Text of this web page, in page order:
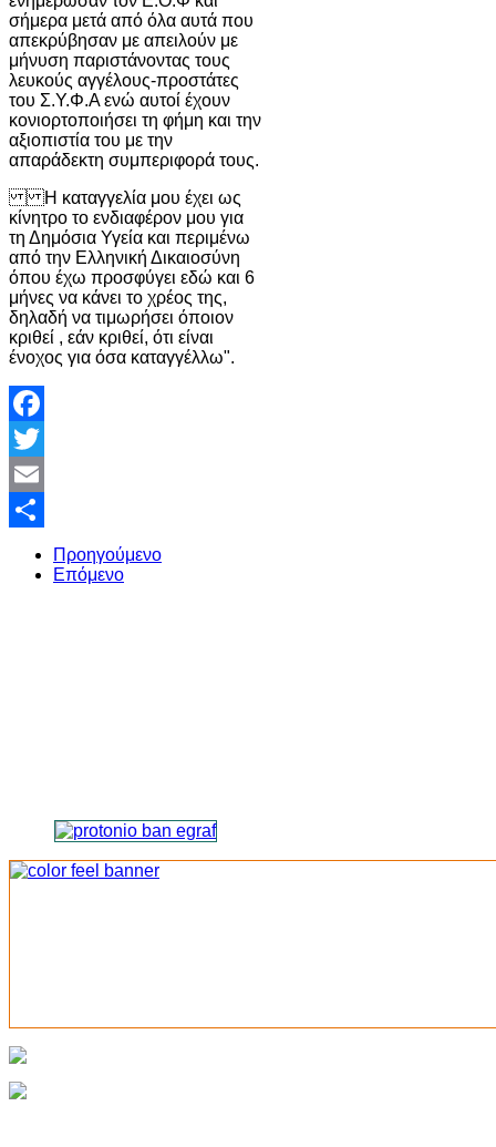
σήμερα μετά από όλα αυτά που
απεκρύβησαν με απειλούν με
μήνυση παριστάνοντας τους
λευκούς αγγέλους-προστάτες
του Σ.Υ.Φ.Α ενώ αυτοί έχουν
κονιορτοποιήσει τη φήμη και την
αξιοπιστία του με την
απαράδεκτη συμπεριφορά τους.
Η καταγγελία μου έχει ως
κίνητρο το ενδιαφέρον μου για
τη Δημόσια Υγεία και περιμένω
από την Ελληνική Δικαιοσύνη
όπου έχω προσφύγει εδώ και 6
μήνες να κάνει το χρέος της,
δηλαδή να τιμωρήσει όποιον
κριθεί , εάν κριθεί, ότι είναι
ένοχος για όσα καταγγέλλω".
Facebook
Twitter
Email
Share
Προηγούμενο
Επόμενο